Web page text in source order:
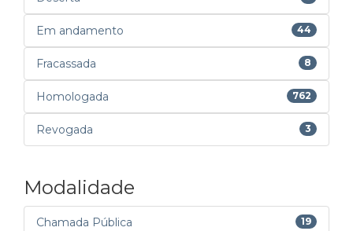
Em andamento 44
Fracassada 8
Homologada 762
Revogada 3
Modalidade
Chamada Pública 19